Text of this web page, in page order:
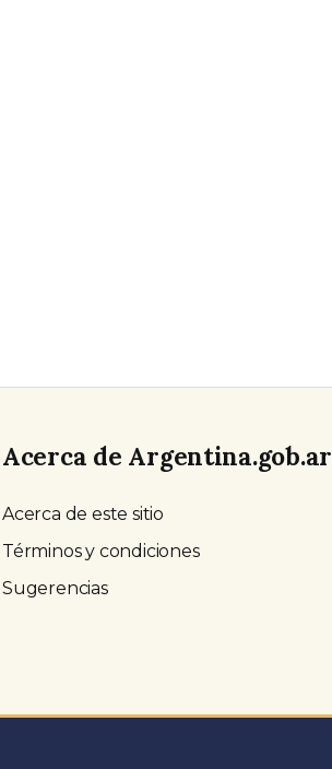
Acerca de Argentina.gob.ar
Acerca de este sitio
Términos y condiciones
Sugerencias